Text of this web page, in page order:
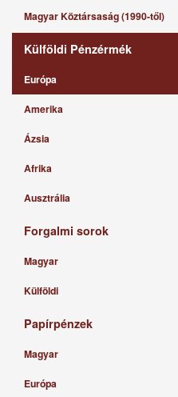
Magyar Köztársaság (1990-től)
Külföldi Pénzérmék
Európa
Amerika
Ázsia
Afrika
Ausztrália
Forgalmi sorok
Magyar
Külföldi
Papírpénzek
Magyar
Európa